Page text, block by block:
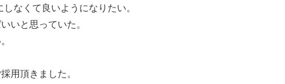
なくて良いようになりたい。
いと思っていた。
用頂きました。